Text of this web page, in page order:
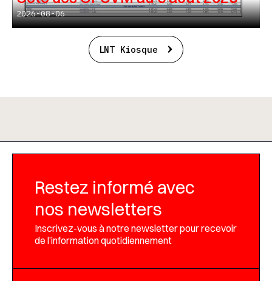
2026-08-06
LNT Kiosque
Restez informé avec
nos newsletters
Inscrivez-vous à notre newsletter pour recevoir
de l’information quotidiennement